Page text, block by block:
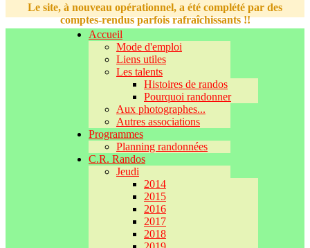
Le site, à nouveau opérationnel, a été complété par des
comptes-rendus parfois rafraîchissants !!
Accueil
Mode d'emploi
Liens utiles
Les talents
Histoires de randos
Pourquoi randonner
Aux photographes...
Autres associations
Programmes
Planning randonnées
C.R. Randos
Jeudi
2014
2015
2016
2017
2018